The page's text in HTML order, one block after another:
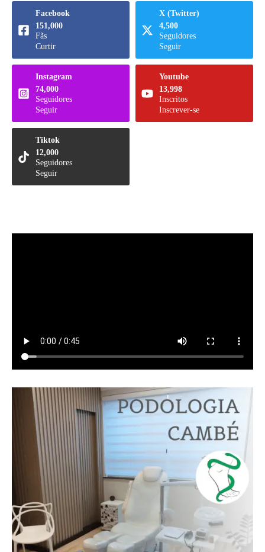
Facebook
151,000
Fãs
Curtir
X (Twitter)
4,500
Seguidores
Seguir
Instagram
74,000
Seguidores
Seguir
Youtube
13,998
Inscritos
Inscrever-se
Tiktok
12,000
Seguidores
Seguir